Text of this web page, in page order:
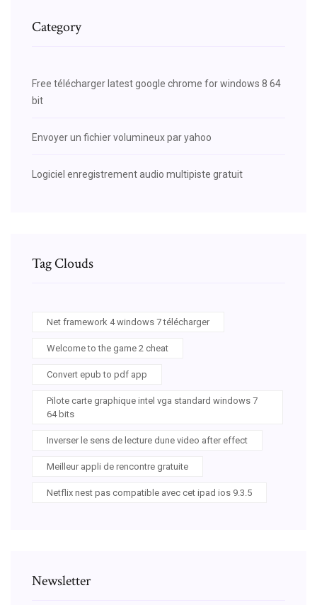
Category
Free télécharger latest google chrome for windows 8 64
bit
Envoyer un fichier volumineux par yahoo
Logiciel enregistrement audio multipiste gratuit
Tag Clouds
Net framework 4 windows 7 télécharger
Welcome to the game 2 cheat
Convert epub to pdf app
Pilote carte graphique intel vga standard windows 7
64 bits
Inverser le sens de lecture dune video after effect
Meilleur appli de rencontre gratuite
Netflix nest pas compatible avec cet ipad ios 9.3.5
Newsletter